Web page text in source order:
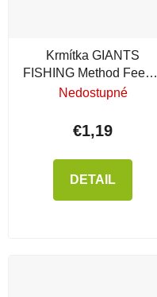
Krmítka GIANTS
FISHING Method Feeder
Deluxe 30 g
Nedostupné
€1,19
DETAIL